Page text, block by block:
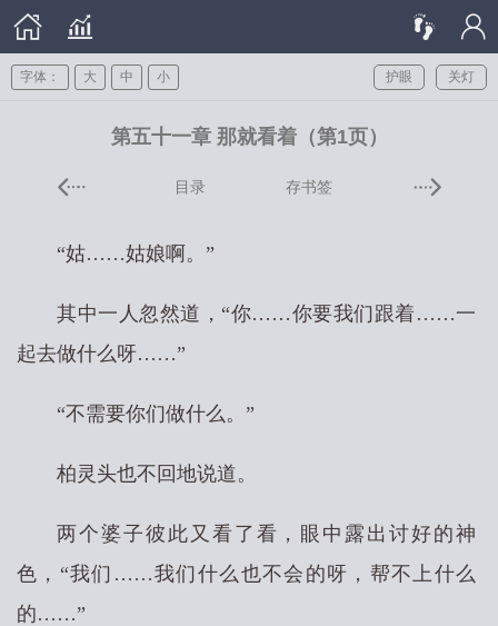
关灯
护眼
字体： 大 中 小
第五十一章 那就看着（第1页）
目录 存书签
“姑……姑娘啊。”
其中一人忽然道，“你……你要我们跟着……一
起去做什么呀……”
“不需要你们做什么。”
柏灵头也不回地说道。
两个婆子彼此又看了看，眼中露出讨好的神
色，“我们……我们什么也不会的呀，帮不上什么
的……”